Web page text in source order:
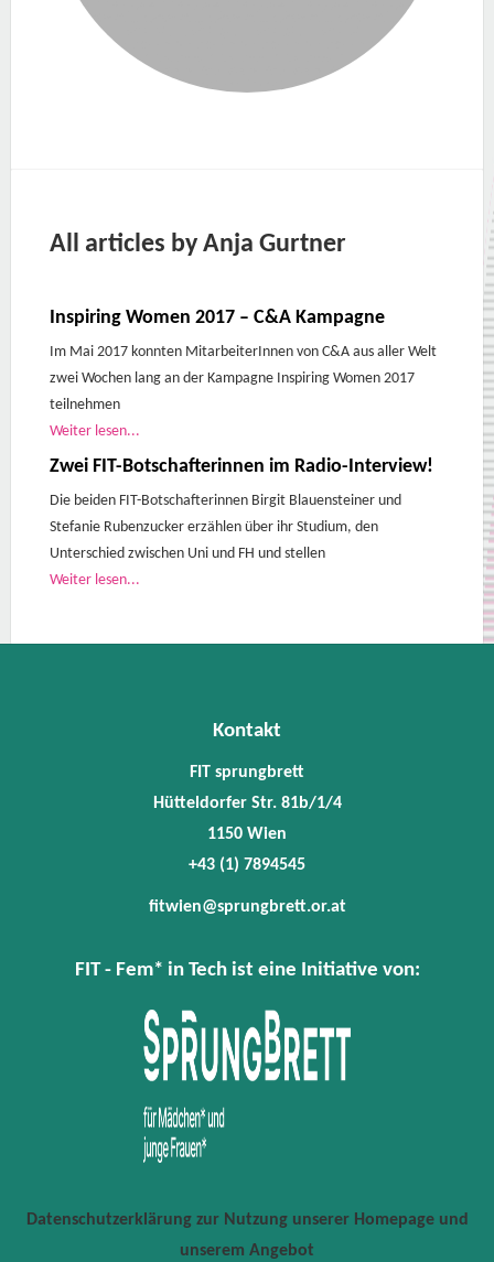
All articles by Anja Gurtner
Inspiring Women 2017 – C&A Kampagne
Im Mai 2017 konnten MitarbeiterInnen von C&A aus aller Welt
zwei Wochen lang an der Kampagne Inspiring Women 2017
teilnehmen
Weiter lesen...
Zwei FIT-Botschafterinnen im Radio-Interview!
Die beiden FIT-Botschafterinnen Birgit Blauensteiner und
Stefanie Rubenzucker erzählen über ihr Studium, den
Unterschied zwischen Uni und FH und stellen
Weiter lesen...
Kontakt
FIT sprungbrett
Hütteldorfer Str. 81b/1/4
1150 Wien
+43 (1) 7894545
fitwien@sprungbrett.or.at
FIT - Fem* in Tech ist eine Initiative von:
Datenschutzerklärung zur Nutzung unserer Homepage und
unserem Angebot